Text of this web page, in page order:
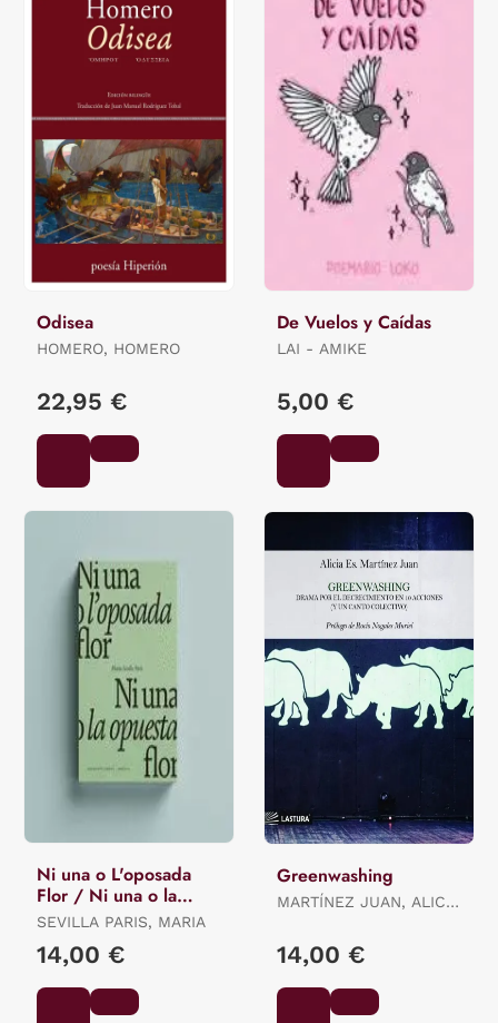
Odisea
HOMERO, HOMERO
22,95 €
De Vuelos y Caídas
LAI - AMIKE
5,00 €
Ni una o L'oposada
Flor / Ni una o la
Opuesta Flor.
SEVILLA PARIS, MARIA
14,00 €
Greenwashing
MARTÍNEZ JUAN, ALICIA
14,00 €